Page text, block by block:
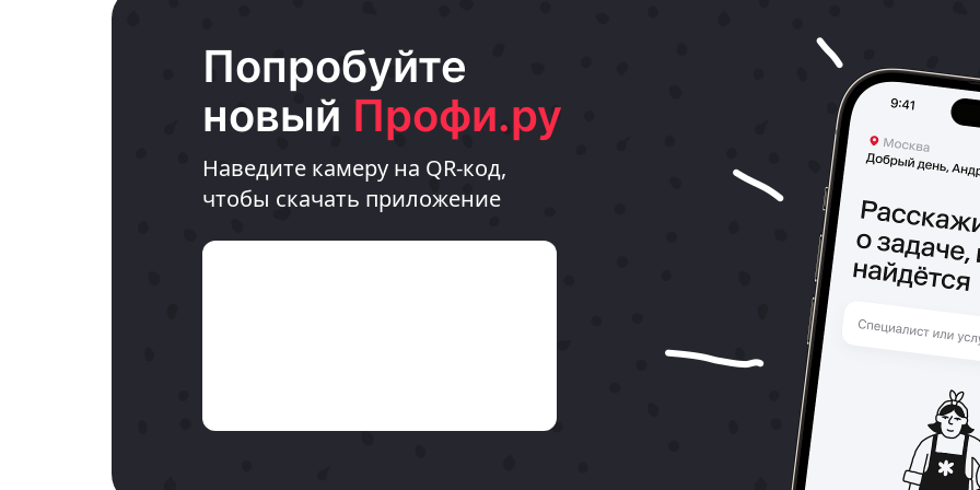
Попробуйте
новый Профи.ру
Наведите камеру на QR-код,
чтобы скачать приложение